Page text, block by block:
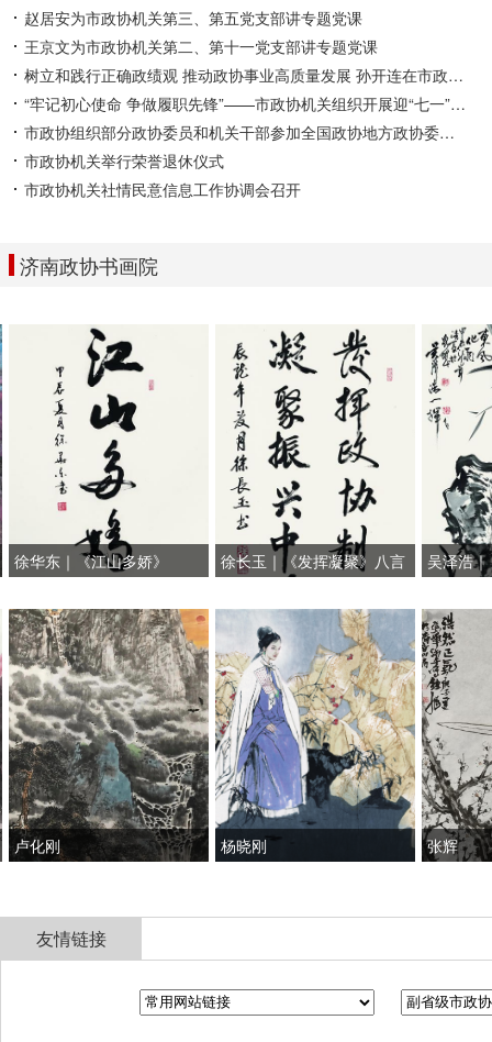
赵居安为市政协机关第三、第五党支部讲专题党课
王京文为市政协机关第二、第十一党支部讲专题党课
树立和践行正确政绩观 推动政协事业高质量发展 孙开连在市政协机关讲学习教育专题党课
“牢记初心使命 争做履职先锋”——市政协机关组织开展迎“七一”主题党日活动
市政协组织部分政协委员和机关干部参加全国政协地方政协委员（干部）培训班
市政协机关举行荣誉退休仪式
市政协机关社情民意信息工作协调会召开
济南政协书画院
华东｜《江山多娇》
徐长玉｜《发挥凝聚》八言
吴泽浩｜
化刚 杨晓刚 张辉
友情链接